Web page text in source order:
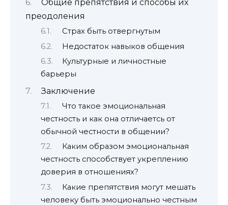
Общие препятствия и способы их
преодоления
Страх быть отвергнутым
Недостаток навыков общения
Культурные и личностные
барьеры
Заключение
Что такое эмоциональная
честность и как она отличаетсь от
обычной честности в общении?
Каким образом эмоциональная
честность способствует укреплению
доверия в отношениях?
Какие препятствия могут мешать
человеку быть эмоционально честным